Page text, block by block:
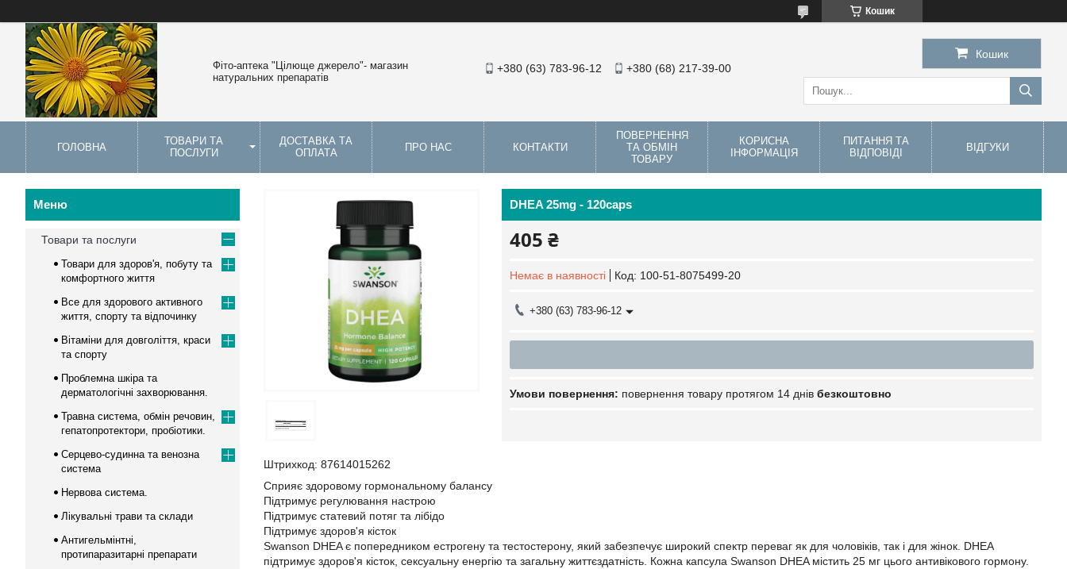
Кошик
Фіто-аптека "Цілюще джерело"- магазин
натуральних препаратів
+380 (63) 783-96-12 +380 (68) 217-39-00
Кошик
ГОЛОВНА
ТОВАРИ ТА
ПОСЛУГИ
ДОСТАВКА ТА
ОПЛАТА
ПРО НАС КОНТАКТИ
ПОВЕРНЕННЯ
ТА ОБМІН
ТОВАРУ
КОРИСНА
ІНФОРМАЦІЯ
ПИТАННЯ ТА
ВІДПОВІДІ
ВІДГУКИ
DHEA 25mg - 120caps
405 ₴
Немає в наявності Код: 100-51-8075499-20
+380 (63) 783-96-12
повернення товару протягом 14 днів безкоштовно
Штрихкод: 87614015262
Сприяє здоровому гормональному балансу
Підтримує регулювання настрою
Підтримує статевий потяг та лібідо
Підтримує здоров'я кісток
Swanson DHEA є попередником естрогену та тестостерону, який забезпечує широкий спектр переваг як для чоловіків, так і для жінок. DHEA
підтримує здоров'я кісток, сексуальну енергію та загальну життєздатність. Кожна капсула Swanson DHEA містить 25 мг цього антивікового гормону.
Товари та послуги
Товари для здоров'я, побуту та
комфортного життя
Все для здорового активного
життя, спорту та відпочинку
Вітаміни для довголіття, краси
та спорту
Проблемна шкіра та
дерматологічні захворювання.
Травна система, обмін речовин,
гепатопротектори, пробіотики.
Серцево-судинна та венозна
система
Нервова система.
Лікувальні трави та склади
Антигельмінтні,
протипаразитарні препарати